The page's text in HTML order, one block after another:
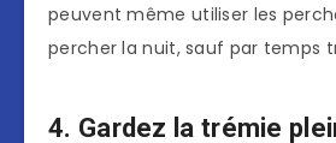
peuvent même utiliser les
percher la nuit, sauf par temps
4. Gardez la trémie